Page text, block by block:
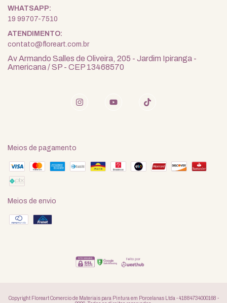
19 99707-7510
contato@floreart.com.br
Av Armando Salles de Oliveira, 205 - Jardim Ipiranga -
Americana / SP - CEP 13468570
Meios de pagamento
Meios de envio
Copyright Floreart Comercio de Materiais para Pintura em Porcelanas Ltda - 41884734000168 -